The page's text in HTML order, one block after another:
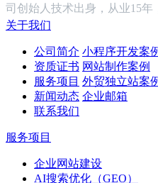
司创始人技术出身，从业15年
关于我们
公司简介 小程序开发案
资质证书 网站制作案例
服务项目 外贸独立站案
新闻动态 企业邮箱
联系我们
服务项目
企业网站建设
AI搜索优化（GEO）